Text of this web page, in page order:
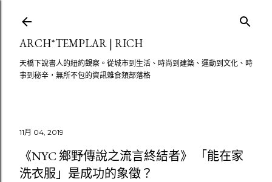
ARCH*TEMPLAR | RICH
天橋下說書人的紐約觀察。從城市到生活、時尚到建築、運動到文化、時
事到秘辛，無所不包的資訊雜食類部落格
11月 04, 2019
《NYC 鄉野傳說之流言終結者》 「能在家
洗衣服」是成功的象徵？